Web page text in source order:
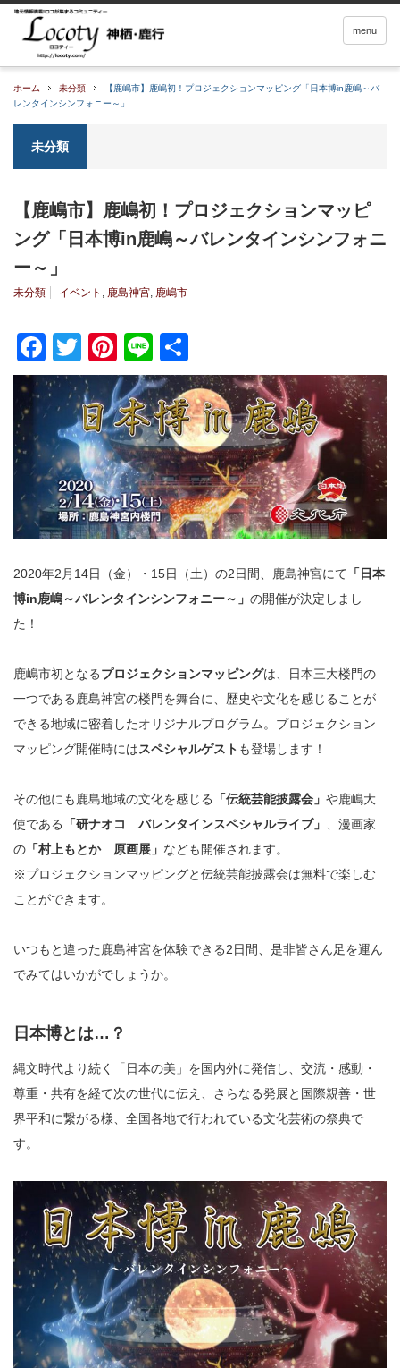
menu
ホーム 未分類
【鹿嶋市】鹿嶋初！プロジェクションマッピング「日本博in鹿嶋～バ
レンタインシンフォニー～」
未分類
【鹿嶋市】鹿嶋初！プロジェクションマッピ
ング「日本博in鹿嶋～バレンタインシンフォニ
ー～」
未分類 イベント , 鹿島神宮, 鹿嶋市
Facebook
TwitterPinterest
Line
有
2020年2月14日（金）・15日（土）の2日間、鹿島神宮にて 「日本
博in鹿嶋～バレンタインシンフォニー～」 の開催が決定しまし
た！
鹿嶋市初となるプロジェクションマッピングは、日本三大楼門の
一つである鹿島神宮の楼門を舞台に、歴史や文化を感じることが
できる地域に密着したオリジナルプログラム。プロジェクション
マッピング開催時にはスペシャルゲスト も登場します！
その他にも鹿島地域の文化を感じる 「伝統芸能披露会」 や鹿嶋大
使である
「研ナオコ バレンタインスペシャルライブ」 、漫画家
の 「村上もとか 原画展」 なども開催されます。
※プロジェクションマッピングと伝統芸能披露会は無料で楽しむ
ことができます。
いつもと違った鹿島神宮を体験できる2日間、是非皆さん足を運ん
でみてはいかがでしょうか。
日本博とは…？
縄文時代より続く「日本の美」を国内外に発信し、交流・感動・
尊重・共有を経て次の世代に伝え、さらなる発展と国際親善・世
界平和に繋がる様、全国各地で行われている文化芸術の祭典で
す。